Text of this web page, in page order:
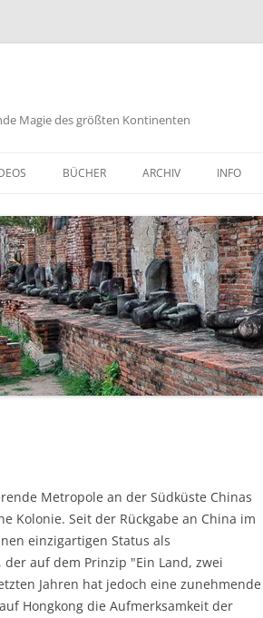
Magie des größten Kontinenten
BÜCHER ARCHIV INFO
Metropole an der Südküste Chinas
Kolonie. Seit der Rückgabe an China im
einzigartigen Status als
auf dem Prinzip "Ein Land, zwei
Jahren hat jedoch eine zunehmende
Hongkong die Aufmerksamkeit der